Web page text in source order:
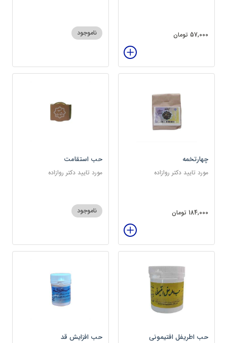
57,000 تومان ناموجود
چهارتخمه
مورد تایید دکتر روازاده
184,000 تومان
حب استقامت
مورد تایید دکتر روازاده
ناموجود
حب اطریفل افتیمونی حب افزایش قد